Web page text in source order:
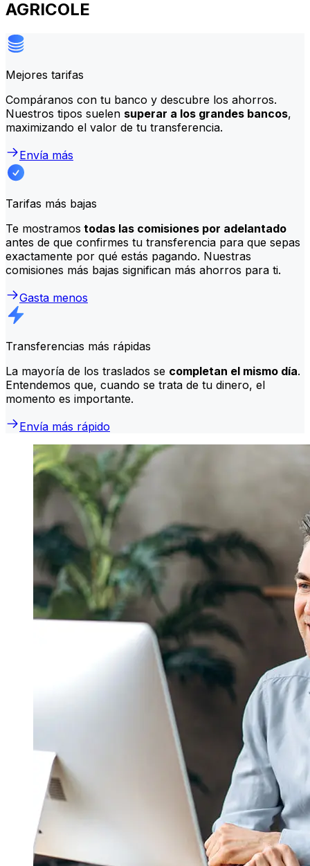
AGRICOLE
Mejores tarifas
Compáranos con tu banco y descubre los ahorros.
Nuestros tipos suelen superar a los grandes bancos,
maximizando el valor de tu transferencia.
Envía más
Tarifas más bajas
Te mostramos todas las comisiones por adelantado
antes de que confirmes tu transferencia para que sepas
exactamente por qué estás pagando. Nuestras
comisiones más bajas significan más ahorros para ti.
Gasta menos
Transferencias más rápidas
La mayoría de los traslados se completan el mismo día.
Entendemos que, cuando se trata de tu dinero, el
momento es importante.
Envía más rápido